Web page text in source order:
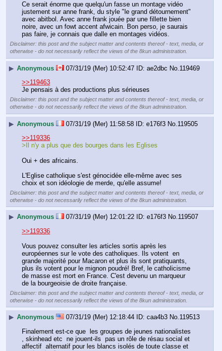
Ce serait énorme que quelqu'un fasse un montage vidéo
justement sur anne frank, du style "le grand détournement"
avec abitbol. Avec anne frank jouée par une fillette bien
noire, avec un fowt accent afwicain. Bon perso, je saurais
pas faire, je connais que dalle en montages vidéos.
Disclaimer: this post and the subject matter and contents thereof - text, media, or
otherwise - do not necessarily reflect the views of the 8kun administration.
▶ Anonymous 07/31/19 (Mer) 10:52:47 ae2dbc No. 119469
>>119463
Je pensais à des productions plus sérieuses
Disclaimer: this post and the subject matter and contents thereof - text, media, or
otherwise - do not necessarily reflect the views of the 8kun administration.
▶ Anonymous 07/31/19 (Mer) 11:58:58 e176f3 No. 119505
>>119336
>Il n'y a plus que des bourges dans les Eglises
Oui + des africains.
L'Eglise catholique s'est génocidée elle-même avec ses
choix et son idéologie de merde, qu'elle assume!
Disclaimer: this post and the subject matter and contents thereof - text, media, or
otherwise - do not necessarily reflect the views of the 8kun administration.
▶ Anonymous 07/31/19 (Mer) 12:01:22 e176f3 No.119507
>>119336
Vous pouvez consulter les articles sortis après les
européennes sur le vote des catholiques. Ils votent  en
grande majorité pour Macaron et plus ils sont pratiquants,
plus ils votent pour le mignon poudré! Bref, le catholicisme
de masse est mort en France. C'est devenu un marqueur
de la bourgeoisie de droite française.
Disclaimer: this post and the subject matter and contents thereof - text, media, or
otherwise - do not necessarily reflect the views of the 8kun administration.
▶ Anonymous 07/31/19 (Mer) 12:18:44 caa4b3 No.119513
Finalement est-ce que  les groupes de jeunes nationalistes
, skinhead etc  ne jouent-ils  pas un rôle de résau social et
affectif  alternatif pour les blancs isolés de toute classe et